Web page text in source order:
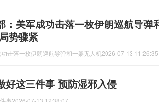
：美军成功击落一枚伊朗巡航导弹
势骤紧
击落一枚伊朗巡航导弹和一架无人机 2026-07-13 11:26:35
好这三件事 预防湿邪入侵
事2026-07-13 12:38:07